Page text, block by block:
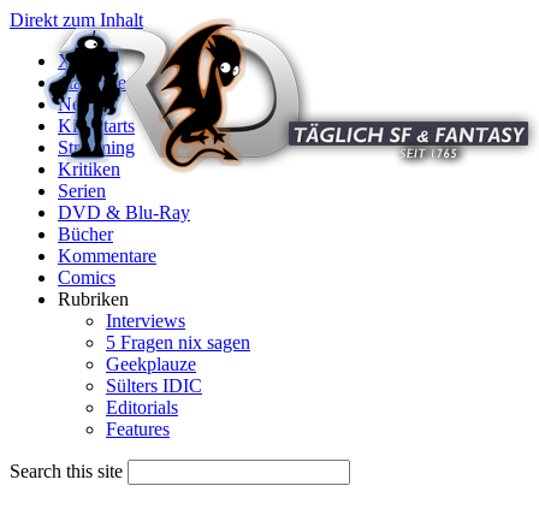
Direkt zum Inhalt
X
Startseite
News
Kinostarts
Streaming
Kritiken
Serien
DVD & Blu-Ray
Bücher
Kommentare
Comics
Rubriken
Interviews
5 Fragen nix sagen
Geekplauze
Sülters IDIC
Editorials
Features
Search this site